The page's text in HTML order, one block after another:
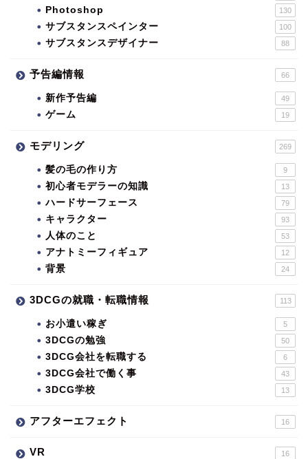
Photoshop 130
サブスタンスペインター 100
サブスタンスデザイナー 88
予告編情報 66
新作予告編 49
ゲーム 19
モデリング 269
髪の毛の作り方 9
初心者モデラーの知識 13
ハードサーフェース 79
キャラクター 93
人体のこと 53
アナトミーフィギュア 12
背景 24
3DCGの就職・転職情報 113
お小遣い稼ぎ 5
3DCGの勉強 50
3DCG会社を転職する 6
3DCG会社で働く事 43
3DCG学校 13
アフターエフェクト 16
VR 16